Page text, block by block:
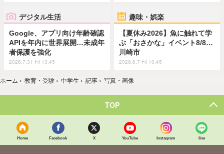
デジタル生活
Google、アプリ向け年齢確認
APIを年内に世界展開…未成年
者保護を強化
2026.7.31 Fri 13:45
趣味・娯楽
【夏休み2026】魚に触れて学
ぶ「おさかな」イベント8/8…
川崎市
2026.8.7 Fri 10:45
ホーム › 教育・受験 › 中学生 › 記事 › 写真・画像
TOP
Home Facebook X YouTube Instagram line